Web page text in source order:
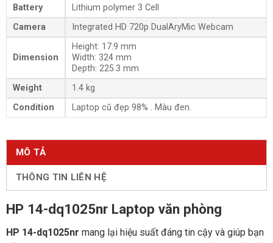
MÔ TẢ
THÔNG TIN LIÊN HỆ
HP 14-dq1025nr Laptop văn phòng
HP 14-dq1025nr mang lại hiệu suất đáng tin cậy và giúp bạn
Battery
Lithium polymer 3 Cell
Camera
Integrated HD 720p DualAryMic Webcam
Dimension
Height: 17.9 mm
Width: 324 mm
Depth: 225.3 mm
Weight
1.4 kg
Condition
Laptop cũ đẹp 98% . Màu đen.